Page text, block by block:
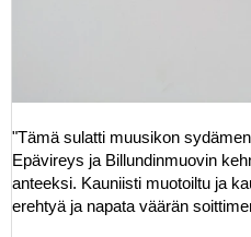
"Tämä sulatti muusikon
Epävireys ja Billundinmuovin
anteeksi. Kauniisti muotoiltu ja
erehtyä ja napata väärän